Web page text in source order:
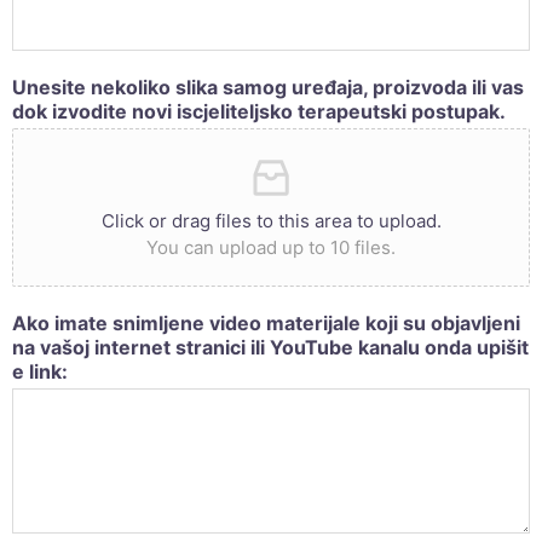
Unesite nekoliko slika samog uređaja, proizvoda ili vas
dok izvodite novi iscjeliteljsko terapeutski postupak.
Click or drag files to this area to upload.
You can upload up to 10 files.
Ako imate snimljene video materijale koji su objavljeni
na vašoj internet stranici ili YouTube kanalu onda upišit
e link: